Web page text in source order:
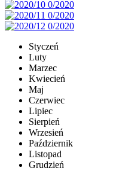
Styczeń
Luty
Marzec
Kwiecień
Maj
Czerwiec
Lipiec
Sierpień
Wrzesień
Październik
Listopad
Grudzień